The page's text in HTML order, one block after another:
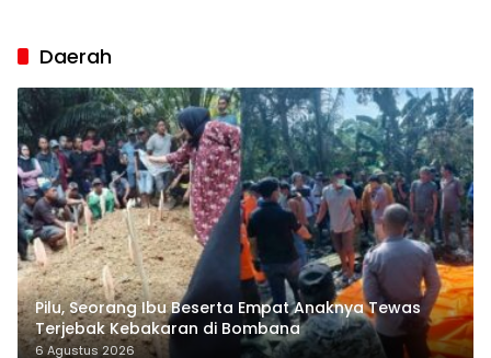
Daerah
Pilu, Seorang Ibu Beserta Empat Anaknya Tewas
Terjebak Kebakaran di Bombana
6 Agustus 2026